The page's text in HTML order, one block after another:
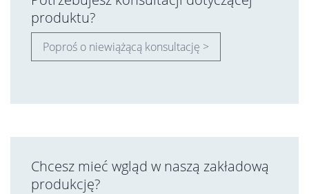
produktu?
Poproś o niewiążącą konsultację >
Chcesz mieć wgląd w naszą zakładową
produkcję?